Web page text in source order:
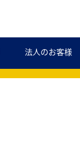
法人のお客様